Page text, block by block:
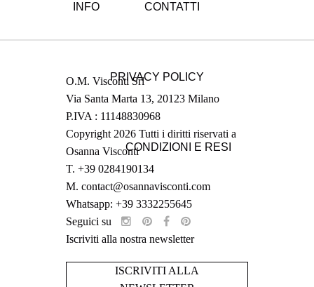
INFO CONTATTI
PRIVACY POLICY
CONDIZIONI E RESI
O.M. Visconti Srl
Via Santa Marta 13, 20123 Milano
P.IVA : 11148830968
Copyright 2026 Tutti i diritti riservati a
Osanna Visconti
T. +39 0284190134
M. contact@osannavisconti.com
Whatsapp: +39 3332255645
Seguici su
Iscriviti alla nostra newsletter
ISCRIVITI ALLA